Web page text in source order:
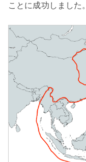
ことに成功しました。